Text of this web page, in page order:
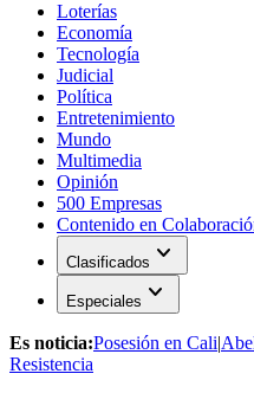
Loterías
Economía
Tecnología
Judicial
Política
Entretenimiento
Mundo
Multimedia
Opinión
500 Empresas
Contenido en
Clasificados expand_more
Especiales expand_more
Es noticia:Posesión en Cali|
Resistencia